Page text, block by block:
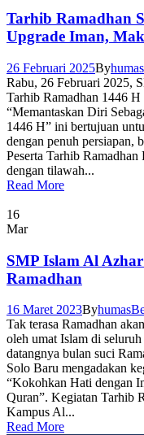
Tarhib Ramadhan
Upgrade Iman,
26 Februari 2025Byhumas
Rabu, 26 Februari 2025,
Tarhib Ramadhan 1446
“Memantaskan Diri
1446 H” ini bertujuan
dengan penuh persiapan,
Peserta Tarhib
dengan tilawah...
Read More
16
Mar
SMP Islam Al
Ramadhan
16 Maret 2023Byhumas
Tak terasa Ramadhan
oleh umat Islam di
datangnya bulan suci
Solo Baru mengadakan
“Kokohkan Hati dengan
Quran”. Kegiatan Tarhib
Kampus Al...
Read More